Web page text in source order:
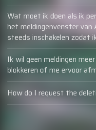
Wat moet ik doen als ik
het meldingenvenster van
steeds inschakelen zodat
Ik wil geen meldingen
blokkeren of me ervoor
How do I request the